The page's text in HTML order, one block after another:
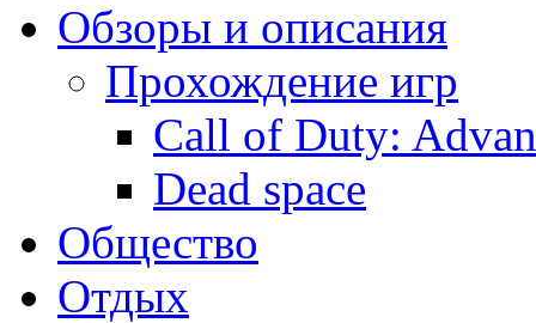
Обзоры и описания
Прохождение игр
Call of Duty:
Dead space
Общество
Отдых